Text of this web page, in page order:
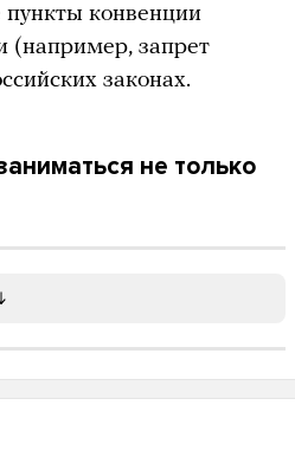
конвенции
(например, запрет
законах.
не только